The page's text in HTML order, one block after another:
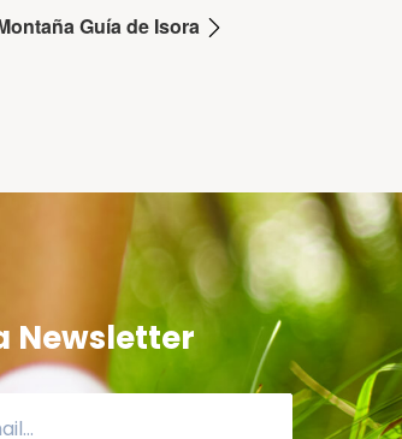
Guía de Isora
Newsletter